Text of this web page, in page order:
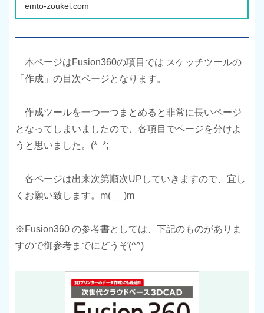
emto-zoukei.com
本ページはFusion360の項目では スケッチツールの
「作成」の目次ページとなります。
作成ツールを一つ一つまとめると非常に長いページ
となってしまいましたので、各項目でページを分けよ
うと思いました。(*_*;
各ページは出来次第順次UPしていきますので、宜し
くお願い致します。m(_ _)m
※Fusion360 の参考書としては、下記のものがありま
すので御参考までにどうぞ(^^)